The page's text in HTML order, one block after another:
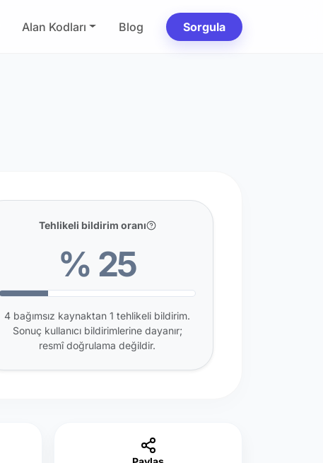
Alan Kodları Blog Sorgula
Tehlikeli bildirim oranı
% 25
4 bağımsız kaynaktan 1 tehlikeli bildirim.
Sonuç kullanıcı bildirimlerine dayanır;
resmî doğrulama değildir.